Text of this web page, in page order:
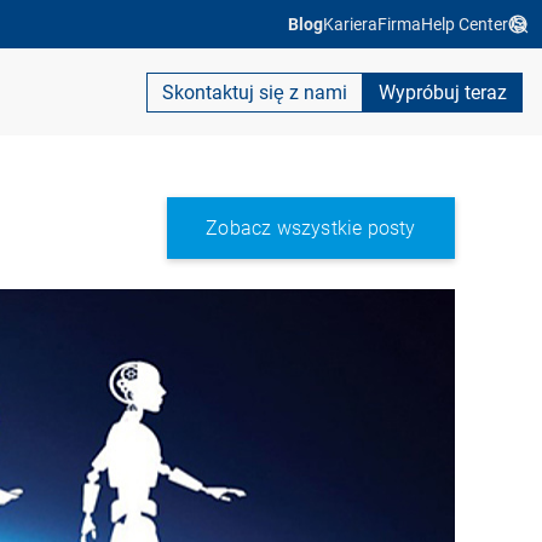
BlogKarieraFirmaHelp Center
Skontaktuj się z nami Wypróbuj teraz
Zobacz wszystkie posty